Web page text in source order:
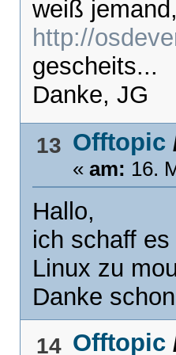
weiß
http://
gescheits...
Danke, JG
13 Offtopic
«am: 16.
Hallo,
ich schaff
Linux zu
Danke
14 Offtopic